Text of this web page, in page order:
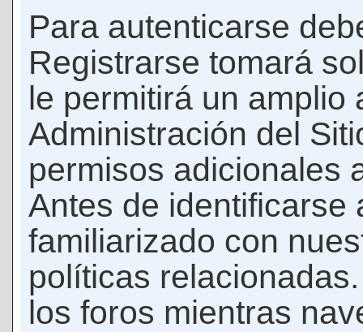
Para autenticarse
Registrarse tomará
le permitirá un amplio
Administración del
permisos adicionales
Antes de identificarse
familiarizado con
políticas
los foros mientras